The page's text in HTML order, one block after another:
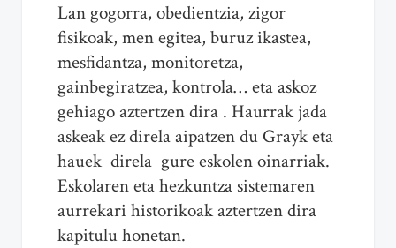
Lan gogorra, obedientzia, zigor
fisikoak, men egitea, buruz ikastea,
mesfidantza, monitoretza,
gainbegiratzea, kontrola… eta askoz
gehiago aztertzen dira . Haurrak jada
askeak ez direla aipatzen du Grayk eta
hauek direla gure eskolen oinarriak.
Eskolaren eta hezkuntza sistemaren
aurrekari historikoak aztertzen dira
kapitulu honetan.